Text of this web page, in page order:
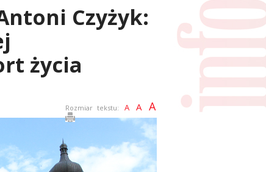
Czyżyk:
życia
Rozmiar tekstu: A A A